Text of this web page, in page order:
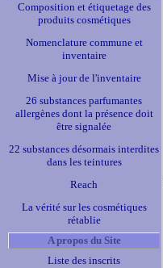
Composition et étiquetage des
produits cosmétiques
Nomenclature commune et
inventaire
Mise à jour de l'inventaire
26 substances parfumantes
allergènes dont la présence doit
être signalée
22 substances désormais interdites
dans les teintures
Reach
La vérité sur les cosmétiques
rétablie
A propos du Site
Liste des inscrits